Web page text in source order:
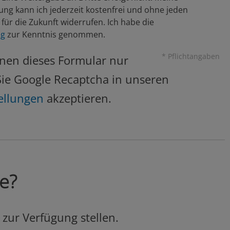
kann ich jederzeit kostenfrei und ohne jeden
die Zukunft widerrufen. Ich habe die
zur Kenntnis genommen.
* Pflichtangaben
dieses Formular nur
Google Recaptcha in unseren
akzeptieren.
Verfügung stellen.